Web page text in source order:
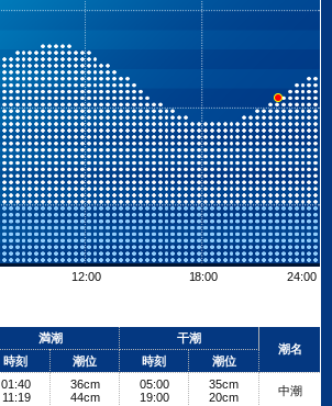
12:00 18:00 24:00
満潮
干潮
潮名
時刻
潮位 時刻 潮位
01:40
11:19
36cm
44cm
05:00
19:00
35cm
20cm
中潮